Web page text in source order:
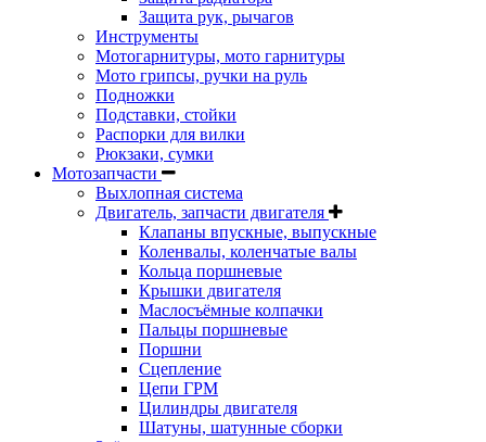
Защита рук, рычагов
Инструменты
Мотогарнитуры, мото гарнитуры
Мото грипсы, ручки на руль
Подножки
Подставки, стойки
Распорки для вилки
Рюкзаки, сумки
Мотозапчасти
Выхлопная система
Двигатель, запчасти двигателя
Клапаны впускные, выпускные
Коленвалы, коленчатые валы
Кольца поршневые
Крышки двигателя
Маслосъёмные колпачки
Пальцы поршневые
Поршни
Сцепление
Цепи ГРМ
Цилиндры двигателя
Шатуны, шатунные сборки